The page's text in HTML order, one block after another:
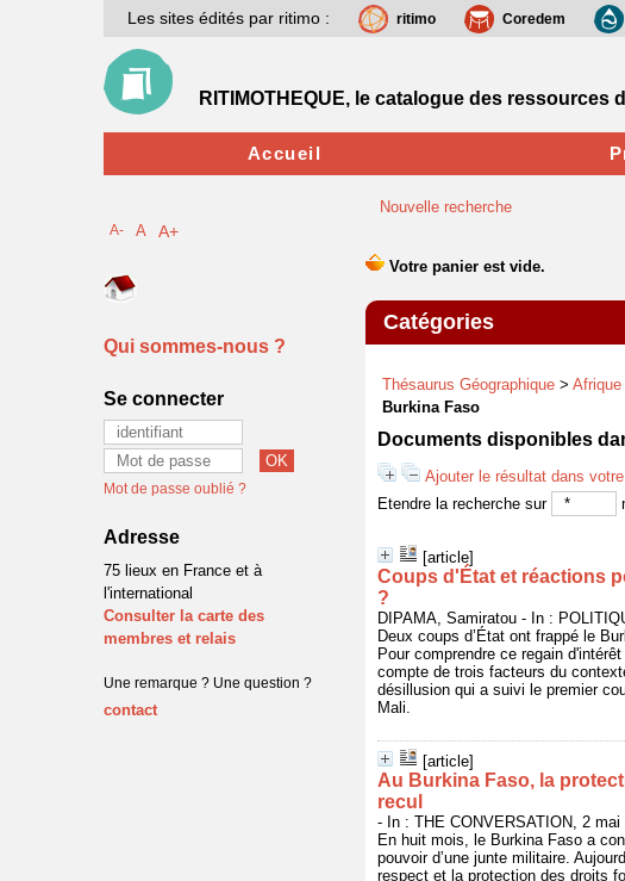
Nouvelle recherche
Catégories
Thésaurus Géographique > Afrique
Burkina Faso
Documents disponibles
Ajouter le résultat dans
Etendre la recherche sur
[article]
Coups d'État et réactions
?
DIPAMA, Samiratou - In :
Deux coups d’État ont frappé le
Pour comprendre ce regain
compte de trois facteurs du
désillusion qui a suivi le premier
Mali.
[article]
Au Burkina Faso, la
recul
- In : THE CONVERSATION, 2
En huit mois, le Burkina Faso a
pouvoir d’une junte militaire.
respect et la protection des droits
Les sites édités par ritimo : ritimo Coredem
RITIMOTHEQUE, le catalogue des
Accueil
A- A A+
Qui sommes-nous ?
Se connecter
Mot de passe oublié ?
Adresse
75 lieux en France et à
l'international
Consulter la carte des
membres et relais
Une remarque ? Une question ?
contact